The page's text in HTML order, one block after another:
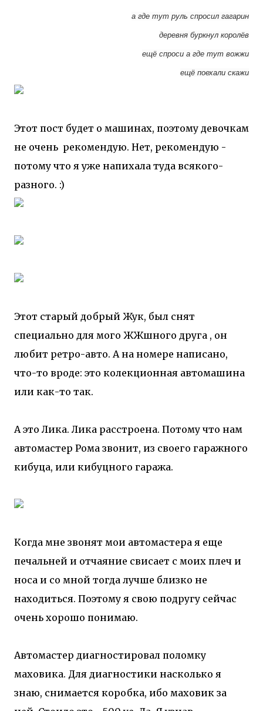
а где тут руль спросил гагарин
деревня буркнул королёв
ещё спроси а где тут вожжи
ещё поехали скажи
Этот пост будет о машинах, поэтому девочкам
не очень рекомендую. Нет, рекомендую -
потому что я уже напихала туда всякого-
разного. :)
Этот старый добрый Жук, был снят
специально для мого ЖЖшного друга , он
любит ретро-авто. А на номере написано,
что-то вроде: это колекционная автомашина
или как-то так.
А это Лика. Лика расстроена. Потому что нам
автомастер Рома звонит, из своего гаражного
кибуца, или кибуцного гаража.
Когда мне звонят мои автомастера я еще
печальней и отчаяние свисает с моих плеч и
носа и со мной тогда лучше близко не
находиться. Поэтому я свою подругу сейчас
очень хорошо понимаю.
Автомастер диагностировал поломку
маховика. Для диагностики насколько я
знаю, снимается коробка, ибо маховик за